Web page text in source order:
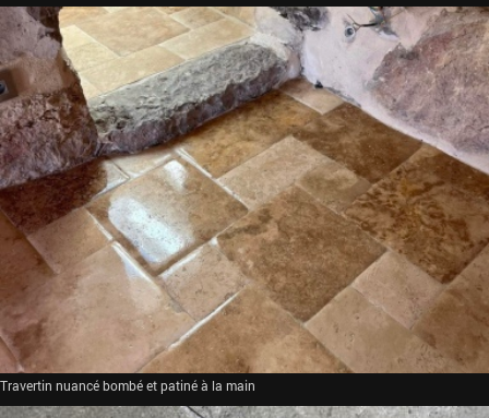
Travertin nuancé bombé et patiné à la main